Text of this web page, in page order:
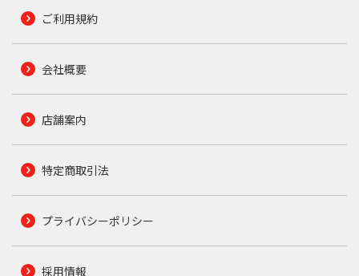
ご利用規約
会社概要
店舗案内
特定商取引法
プライバシーポリシー
採用情報